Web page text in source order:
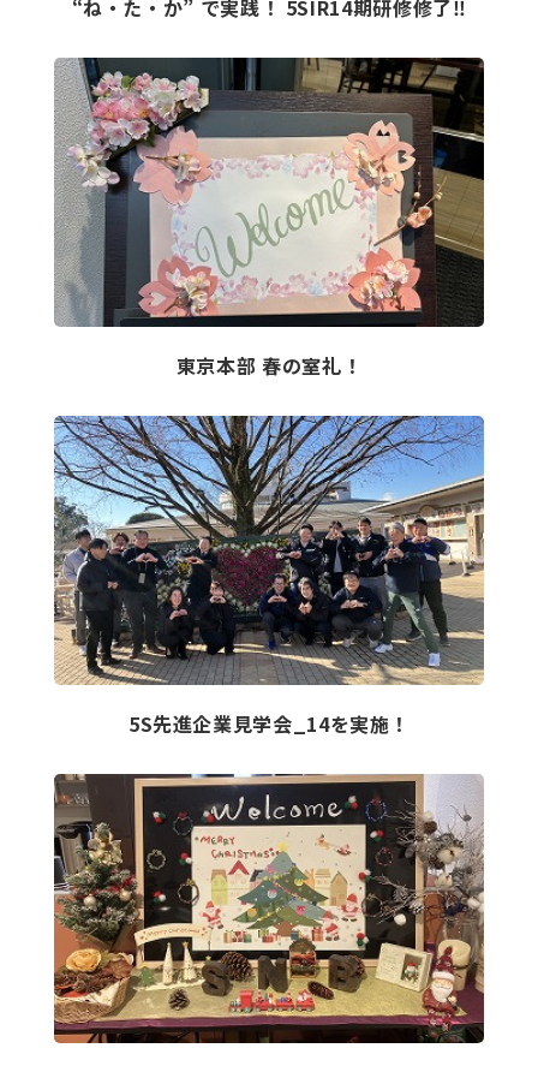
“ね・た・か” で実践！ 5SIR14期研修修了‼
東京本部 春の室礼！
5S先進企業見学会_14を実施！